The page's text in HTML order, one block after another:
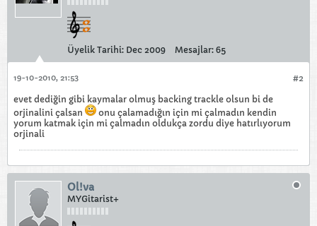
Üyelik Tarihi: Dec 2009 Mesajlar: 65
#2
19-10-2010, 21:53
evet dediğin gibi kaymalar olmuş backing trackle olsun bi de
orjinalini çalsan
onu çalamadığın için mi çalmadın kendin
yorum katmak için mi çalmadın oldukça zordu diye hatırlıyorum
orjinali
Ol!va
MYGitarist+